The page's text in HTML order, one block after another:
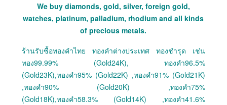
We buy diamonds, gold, silver, foreign gold,
watches, platinum, palladium, rhodium and all kinds
of precious metals.
ร้านรับซื้อทองคำไทย ทองคำต่างประเทศ ทองชำรุด เช่น
ทอง99.99% (Gold24K), ทองคำ96.5%
(Gold23K),ทองคำ95% (Gold22K) ,ทองคำ91% (Gold21K)
,ทองคำ90% (Gold20K) ,ทองคำ75%
(Gold18K),ทองคำ58.3% (Gold14K) ,ทองคำ41.6%